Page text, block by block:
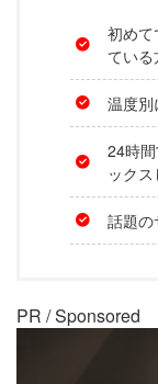
初めて
ている
温度
24時
ック
話題
PR / Sponsored